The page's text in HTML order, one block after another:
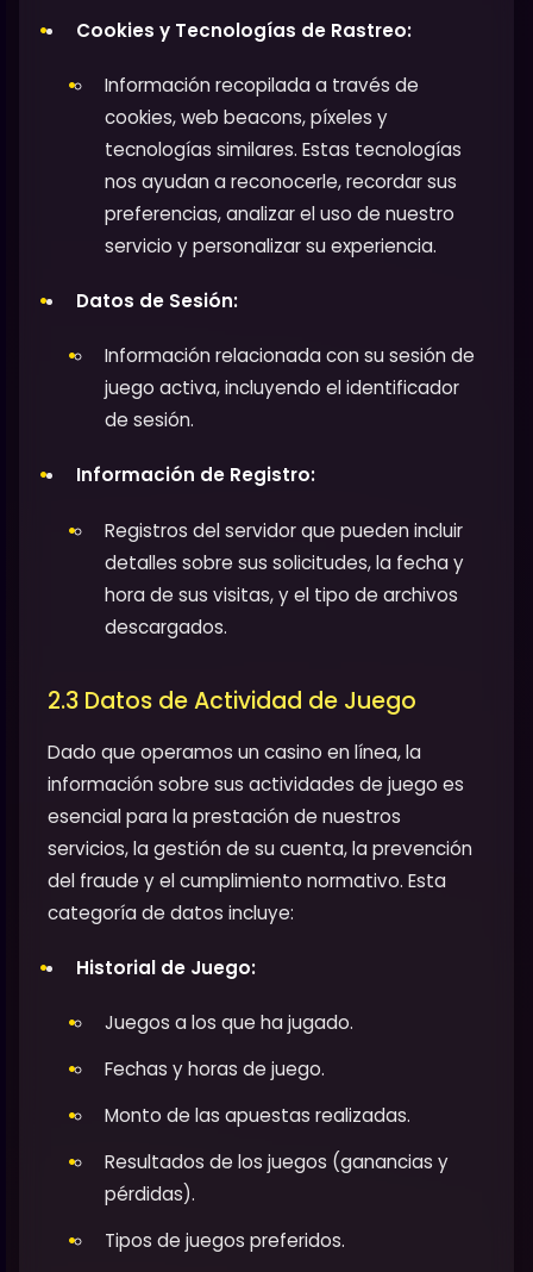
Cookies y Tecnologías de Rastreo:
Información recopilada a través de
cookies, web beacons, píxeles y
tecnologías similares. Estas tecnologías
nos ayudan a reconocerle, recordar sus
preferencias, analizar el uso de nuestro
servicio y personalizar su experiencia.
Datos de Sesión:
Información relacionada con su sesión de
juego activa, incluyendo el identificador
de sesión.
Información de Registro:
Registros del servidor que pueden incluir
detalles sobre sus solicitudes, la fecha y
hora de sus visitas, y el tipo de archivos
descargados.
2.3 Datos de Actividad de Juego
Dado que operamos un casino en línea, la
información sobre sus actividades de juego es
esencial para la prestación de nuestros
servicios, la gestión de su cuenta, la prevención
del fraude y el cumplimiento normativo. Esta
categoría de datos incluye:
Historial de Juego:
Juegos a los que ha jugado.
Fechas y horas de juego.
Monto de las apuestas realizadas.
Resultados de los juegos (ganancias y
pérdidas).
Tipos de juegos preferidos.